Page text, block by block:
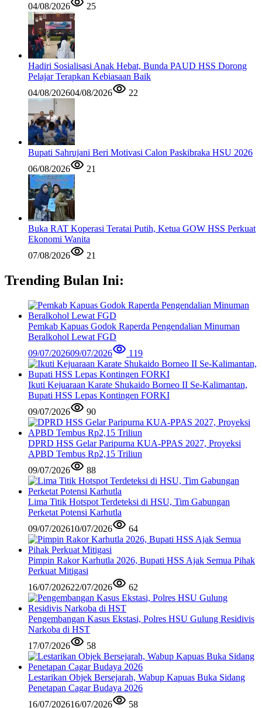
04/08/2026
25
Hadiri Sosialisasi Anak Hebat, Bunda PAUD HSS Dorong
Pelajar Terapkan Kebiasaan Baik
04/08/202604/08/2026 22
Bupati Sahrujani Beri Motivasi Calon Paskibraka HSU 2026
06/08/2026
21
Buka RAT Koperasi Teratai Putih, Ketua GOW HSS Perkuat
Ekonomi Wanita
07/08/2026
21
Trending Bulan Ini:
Pemkab Kapuas Godok Raperda Pengendalian Minuman
Beralkohol Lewat FGD
09/07/202609/07/2026 119
Ikuti Kejuaraan Karate Shukaido Borneo II Se-Kalimantan,
Bupati HSS Lepas Kontingen FORKI
09/07/2026
90
DPRD HSS Gelar Paripurna KUA-PPAS 2027, Proyeksi
APBD Tembus Rp2,15 Triliun
09/07/2026
88
Lima Titik Hotspot Terdeteksi di HSU, Tim Gabungan
Perketat Potensi Karhutla
09/07/202610/07/2026 64
Pimpin Rakor Karhutla 2026, Bupati HSS Ajak Semua Pihak
Perkuat Mitigasi
16/07/202622/07/2026 62
Pengembangan Kasus Ekstasi, Polres HSU Gulung Residivis
Narkoba di HST
17/07/2026
58
Lestarikan Objek Bersejarah, Wabup Kapuas Buka Sidang
Penetapan Cagar Budaya 2026
16/07/202616/07/2026 58